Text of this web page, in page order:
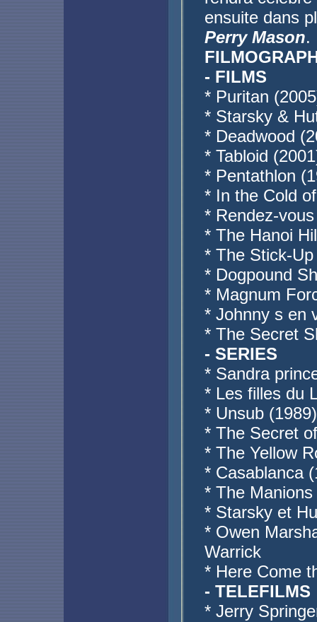
ensuite dans
Perry Mason.
- FILMS
* Puritan
* Starsky &
* Deadwood
* Tabloid
* Pentathlon
* In the Cold
* Rendez-
* The Hanoi
* The Stick-
* Dogpound
* Magnum
* Johnny s en
* The Secret
- SERIES
* Sandra
* Les filles du
* Unsub
* The Secret
* The Yellow
* Casablanca
* The
* Starsky et
* Owen
Warrick
* Here Come
- TELEFILMS
* Jerry